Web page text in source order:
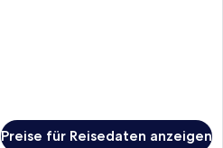
Preise für Reisedaten anzeigen